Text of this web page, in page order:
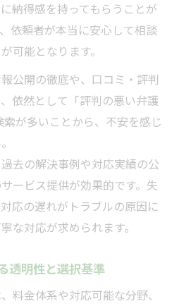
で弁護士を選ぶ際の注目点
比較ポイントと活用方法
士選びの実践的アドバイ
ら考える弁護士の選定基準
活かした弁護士探しの手順
透明性と費用対効果とは
が依頼者に与える安心感
める弁護士サービスの特徴
責任の重要性を確認する
費用を比較する際の注意点
納得感を持ってもらうことが
依頼者が本当に安心して相談
可能となります。
公開の徹底や、口コミ・評判
依然として「評判の悪い弁護
が多いことから、不安を感じ
去の解決事例や対応実績の公
ービス提供が効果的です。失
応の遅れがトラブルの原因に
な対応が求められます。
透明性と選択基準
料金体系や対応可能な分野、